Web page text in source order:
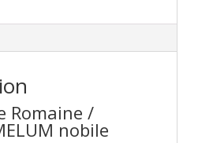
Romaine /
nobile